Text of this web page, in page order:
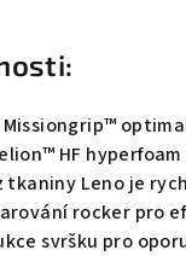
HF
tkaniny Leno je
rocker pro
svršku pro